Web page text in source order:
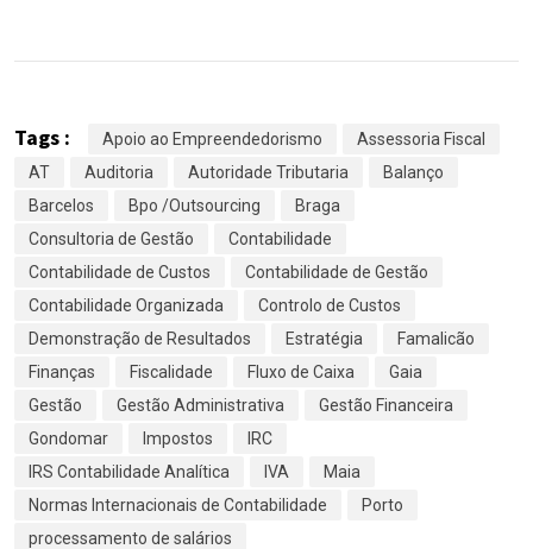
Tags : Apoio ao Empreendedorismo
Assessoria Fiscal
AT
Auditoria Autoridade Tributaria
Balanço
Barcelos
Bpo /Outsourcing
Braga
Consultoria de Gestão
Contabilidade
Contabilidade de Custos
Contabilidade de Gestão
Contabilidade Organizada
Controlo de Custos
Demonstração de Resultados
Estratégia
Famalicão
Finanças
Fiscalidade Fluxo de Caixa
Gaia
Gestão
Gestão Administrativa
Gestão Financeira
Gondomar
Impostos
IRC
IRS Contabilidade Analítica
IVA
Maia
Normas Internacionais de Contabilidade
Porto
processamento de salários